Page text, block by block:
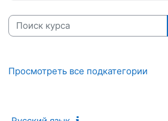
Поиск курса
Просмотреть все подкатегории